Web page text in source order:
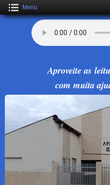
Menu
Aproveite as
com muita